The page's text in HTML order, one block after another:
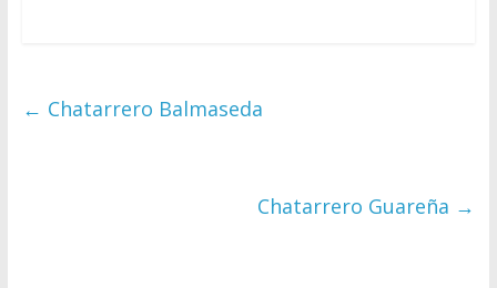
← Chatarrero Balmaseda
Chatarrero Guareña →